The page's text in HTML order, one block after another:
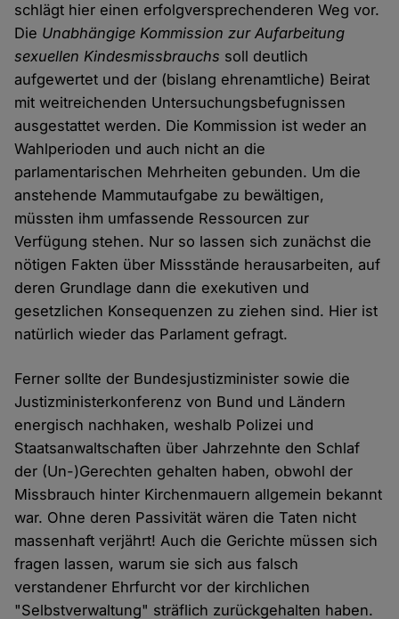
schlägt hier einen erfolgversprechenderen Weg vor.
Die Unabhängige Kommission zur Aufarbeitung
sexuellen Kindesmissbrauchs soll deutlich
aufgewertet und der (bislang ehrenamtliche) Beirat
mit weitreichenden Untersuchungsbefugnissen
ausgestattet werden. Die Kommission ist weder an
Wahlperioden und auch nicht an die
parlamentarischen Mehrheiten gebunden. Um die
anstehende Mammutaufgabe zu bewältigen,
müssten ihm umfassende Ressourcen zur
Verfügung stehen. Nur so lassen sich zunächst die
nötigen Fakten über Missstände herausarbeiten, auf
deren Grundlage dann die exekutiven und
gesetzlichen Konsequenzen zu ziehen sind. Hier ist
natürlich wieder das Parlament gefragt.
Ferner sollte der Bundesjustizminister sowie die
Justizministerkonferenz von Bund und Ländern
energisch nachhaken, weshalb Polizei und
Staatsanwaltschaften über Jahrzehnte den Schlaf
der (Un-)Gerechten gehalten haben, obwohl der
Missbrauch hinter Kirchenmauern allgemein bekannt
war. Ohne deren Passivität wären die Taten nicht
massenhaft verjährt! Auch die Gerichte müssen sich
fragen lassen, warum sie sich aus falsch
verstandener Ehrfurcht vor der kirchlichen
"Selbstverwaltung" sträflich zurückgehalten haben.